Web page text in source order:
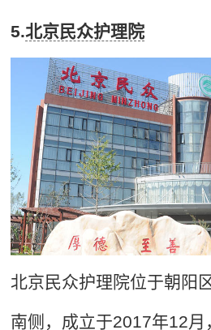
5.北京民众护理院
北京民众护理院位于朝阳
南侧，成立于2017年12